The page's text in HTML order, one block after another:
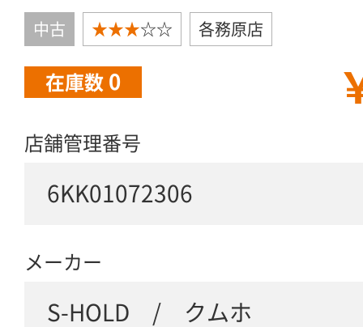
中古 ★★★☆☆ 各務原店
在庫数 0
店舗管理番号
6KK01072306
メーカー
S-HOLD / クムホ